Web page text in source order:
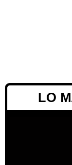
LO